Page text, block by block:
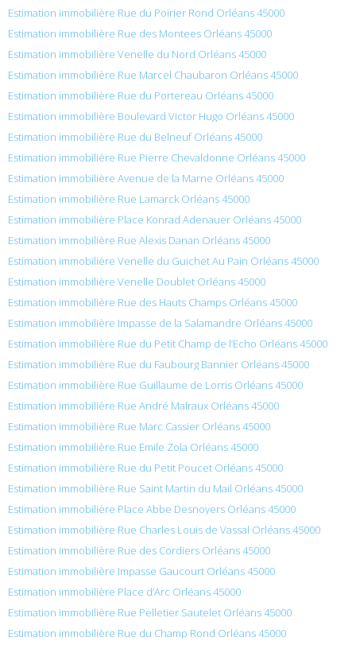
Estimation immobilière Rue du Poirier Rond Orléans 45000
Estimation immobilière Rue des Montees Orléans 45000
Estimation immobilière Venelle du Nord Orléans 45000
Estimation immobilière Rue Marcel Chaubaron Orléans 45000
Estimation immobilière Rue du Portereau Orléans 45000
Estimation immobilière Boulevard Victor Hugo Orléans 45000
Estimation immobilière Rue du Belneuf Orléans 45000
Estimation immobilière Rue Pierre Chevaldonne Orléans 45000
Estimation immobilière Avenue de la Marne Orléans 45000
Estimation immobilière Rue Lamarck Orléans 45000
Estimation immobilière Place Konrad Adenauer Orléans 45000
Estimation immobilière Rue Alexis Danan Orléans 45000
Estimation immobilière Venelle du Guichet Au Pain Orléans 45000
Estimation immobilière Venelle Doublet Orléans 45000
Estimation immobilière Rue des Hauts Champs Orléans 45000
Estimation immobilière Impasse de la Salamandre Orléans 45000
Estimation immobilière Rue du Petit Champ de l’Echo Orléans 45000
Estimation immobilière Rue du Faubourg Bannier Orléans 45000
Estimation immobilière Rue Guillaume de Lorris Orléans 45000
Estimation immobilière Rue André Malraux Orléans 45000
Estimation immobilière Rue Marc Cassier Orléans 45000
Estimation immobilière Rue Émile Zola Orléans 45000
Estimation immobilière Rue du Petit Poucet Orléans 45000
Estimation immobilière Rue Saint Martin du Mail Orléans 45000
Estimation immobilière Place Abbe Desnoyers Orléans 45000
Estimation immobilière Rue Charles Louis de Vassal Orléans 45000
Estimation immobilière Rue des Cordiers Orléans 45000
Estimation immobilière Impasse Gaucourt Orléans 45000
Estimation immobilière Place d’Arc Orléans 45000
Estimation immobilière Rue Pelletier Sautelet Orléans 45000
Estimation immobilière Rue du Champ Rond Orléans 45000